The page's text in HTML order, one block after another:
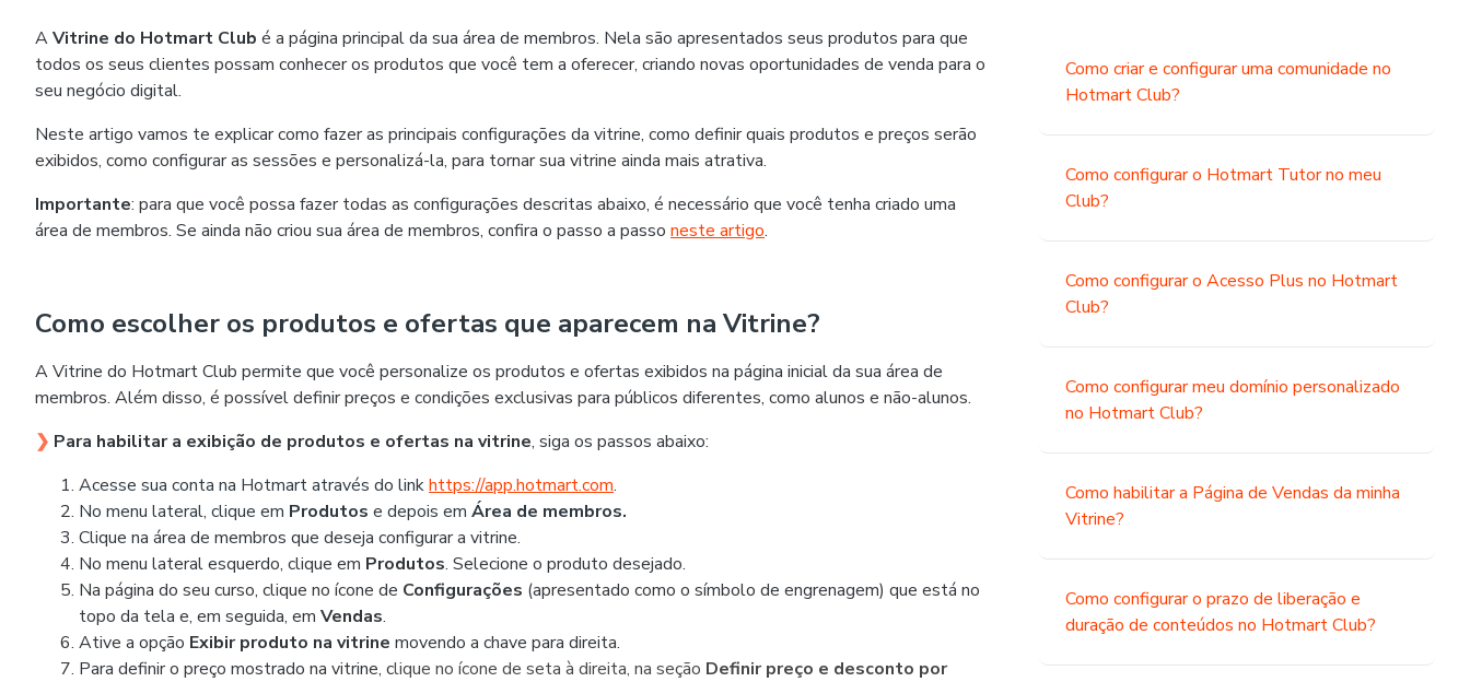
AVitrine do Hotmart Club é a página principal da sua área de membros. Nela são apresentados seus produtos para que
todos os seus clientes possam conhecer os produtos que você tem a oferecer, criando novas oportunidades de venda para o
seu negócio digital.
Neste artigo vamos te explicar como fazer as principais configurações da vitrine, como definir quais produtos e preços serão
exibidos, como configurar as sessões e personalizá-la, para tornar sua vitrine ainda mais atrativa.
Importante: para que você possa fazer todas as configurações descritas abaixo, é necessário que você tenha criado uma
área de membros. Se ainda não criou sua área de membros, confira o passo a passo neste artigo.
Como escolher os produtos e ofertas que aparecem na Vitrine?
A Vitrine do Hotmart Club permite que você personalize os produtos e ofertas exibidos na página inicial da sua área de
membros. Além disso, é possível definir preços e condições exclusivas para públicos diferentes, como alunos e não-alunos.
❯ Para habilitar a exibição de produtos e ofertas na vitrine, siga os passos abaixo:
Acesse sua conta na Hotmart através do linkhttps://app.hotmart.com.
No menu lateral, clique em Produtos e depois em Área de membros.
Clique na área de membros que deseja configurar a vitrine.
No menu lateral esquerdo, clique em Produtos. Selecione o produto desejado.
Na página do seu curso, clique no ícone de Configurações (apresentado como o símbolo de engrenagem) que está no
topo da tela e, em seguida, em Vendas.
Ative a opção Exibir produto na vitrine movendo a chave para direita.
Para definir o preço mostrado na vitrine, clique no ícone de seta à direita, na seção Definir preço e desconto por
Como criar e configurar uma comunidade no
Hotmart Club?
Como configurar o Hotmart Tutor no meu
Club?
Como configurar o Acesso Plus no Hotmart
Club?
Como configurar meu domínio personalizado
no Hotmart Club?
Como habilitar a Página de Vendas da minha
Vitrine?
Como configurar o prazo de liberação e
duração de conteúdos no Hotmart Club?